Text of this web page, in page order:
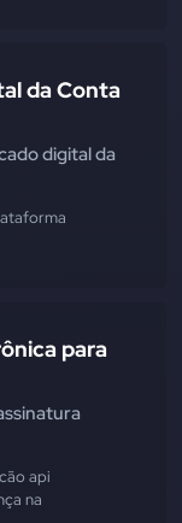
da Conta
digital da
para
api
na